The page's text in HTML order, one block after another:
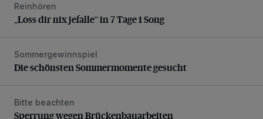
„Loss dir nix jefalle“ in 7 Tage 1 Song
Reinhören
„Loss dir nix jefalle“ in 7 Tage 1 Song
Die schönsten Sommermomente gesucht
Sommergewinnspiel
Die schönsten Sommermomente gesucht
Sperrung wegen Brückenbauarbeiten
Bitte beachten
Sperrung wegen Brückenbauarbeiten